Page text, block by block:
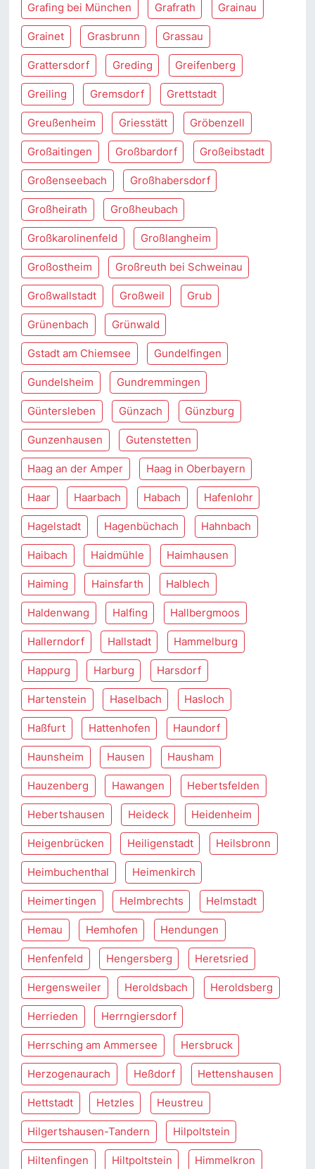
Grafing bei München Grafrath Grainau
Grainet Grasbrunn Grassau
Grattersdorf Greding Greifenberg
Greiling Gremsdorf Grettstadt
Greußenheim Griesstätt Gröbenzell
Großaitingen Großbardorf Großeibstadt
Großenseebach Großhabersdorf
Großheirath Großheubach
Großkarolinenfeld Großlangheim
Großostheim Großreuth bei Schweinau
Großwallstadt Großweil Grub
Grünenbach Grünwald
Gstadt am Chiemsee Gundelfingen
Gundelsheim Gundremmingen
Güntersleben Günzach Günzburg
Gunzenhausen Gutenstetten
Haag an der Amper Haag in Oberbayern
Haar Haarbach Habach Hafenlohr
Hagelstadt Hagenbüchach Hahnbach
Haibach Haidmühle Haimhausen
Haiming Hainsfarth Halblech
Haldenwang Halfing Hallbergmoos
Hallerndorf Hallstadt Hammelburg
Happurg Harburg Harsdorf
Hartenstein Haselbach Hasloch
Haßfurt Hattenhofen Haundorf
Haunsheim Hausen Hausham
Hauzenberg Hawangen Hebertsfelden
Hebertshausen Heideck Heidenheim
Heigenbrücken Heiligenstadt Heilsbronn
Heimbuchenthal Heimenkirch
Heimertingen Helmbrechts Helmstadt
Hemau Hemhofen Hendungen
Henfenfeld Hengersberg Heretsried
Hergensweiler Heroldsbach Heroldsberg
Herrieden Herrngiersdorf
Herrsching am Ammersee Hersbruck
Herzogenaurach Heßdorf Hettenshausen
Hettstadt Hetzles Heustreu
Hilgertshausen-Tandern Hilpoltstein
Hiltenfingen Hiltpoltstein Himmelkron